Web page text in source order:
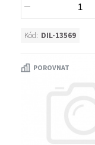
Kód: DIL-13569
POROVNAT